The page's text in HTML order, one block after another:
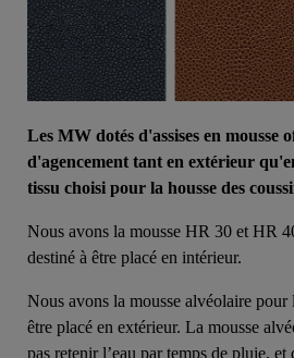
Les MW dotés d'assises en mousse
d'agencement tant en extérieur
tissu choisi pour la housse des
Nous avons la mousse HR 30 et HR
destiné à être placé en intérieur.
Nous avons la mousse alvéolaire pour
être placé en extérieur. La mousse
pas retenir l’eau par temps de pluie, et